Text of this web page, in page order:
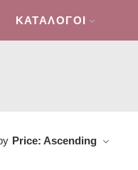
ΚΑΤΑΛΟΓΟΙ
Price: Ascending